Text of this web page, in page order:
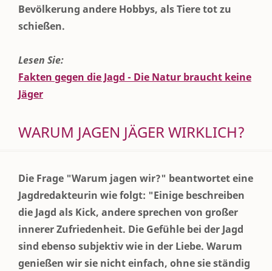
Bevölkerung andere Hobbys, als Tiere tot zu
schießen.
Lesen Sie:
Fakten gegen die Jagd - Die Natur braucht keine
Jäger
WARUM JAGEN JÄGER WIRKLICH?
Die Frage "Warum jagen wir?" beantwortet eine
Jagdredakteurin wie folgt: "Einige beschreiben
die Jagd als Kick, andere sprechen von großer
innerer Zufriedenheit. Die Gefühle bei der Jagd
sind ebenso subjektiv wie in der Liebe. Warum
genießen wir sie nicht einfach, ohne sie ständig